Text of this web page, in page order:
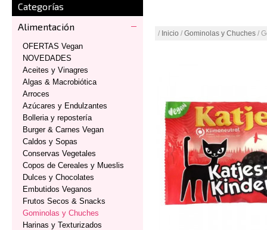
Categorías
Alimentación
OFERTAS Vegan
NOVEDADES
Aceites y Vinagres
Algas & Macrobiótica
Arroces
Azúcares y Endulzantes
Bolleria y repostería
Burger & Carnes Vegan
Caldos y Sopas
Conservas Vegetales
Copos de Cereales y Mueslis
Dulces y Chocolates
Embutidos Veganos
Frutos Secos & Snacks
Gominolas y Chuches
Harinas y Texturizados
/ Inicio / Gominolas y Chuches /